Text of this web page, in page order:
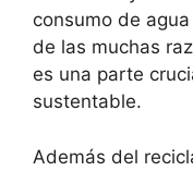
consumo de
de las muchas
es una parte
sustentable.
Además del